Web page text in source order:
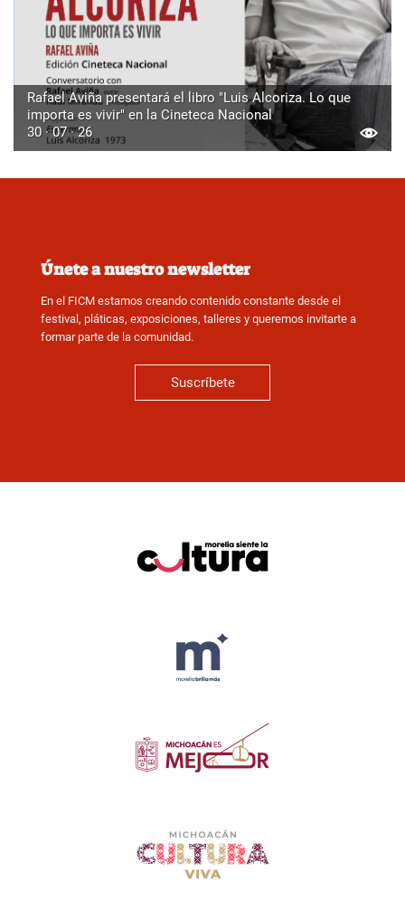
Rafael Aviña presentará el libro "Luis Alcoriza. Lo que
importa es vivir" en la Cineteca Nacional
30 · 07 · 26
Únete a nuestro newsletter
En el FICM estamos creando contenido constante desde el
festival, pláticas, exposiciones, talleres y queremos invitarte a
formar parte de la comunidad.
Suscríbete